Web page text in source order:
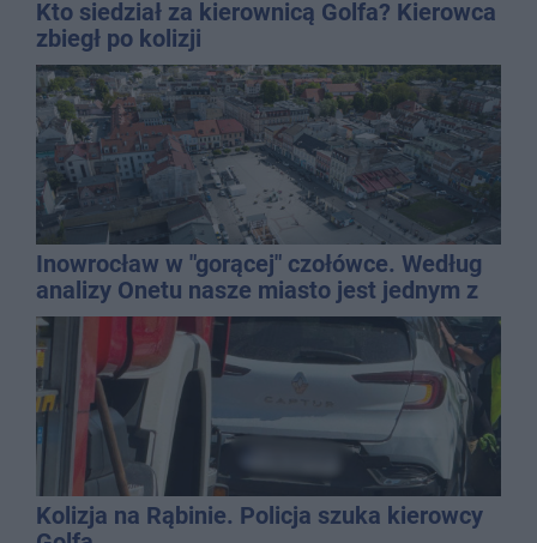
Kto siedział za kierownicą Golfa? Kierowca
zbiegł po kolizji
Inowrocław w "gorącej" czołówce. Według
analizy Onetu nasze miasto jest jednym z
najbardziej narażonych na upały
Kolizja na Rąbinie. Policja szuka kierowcy